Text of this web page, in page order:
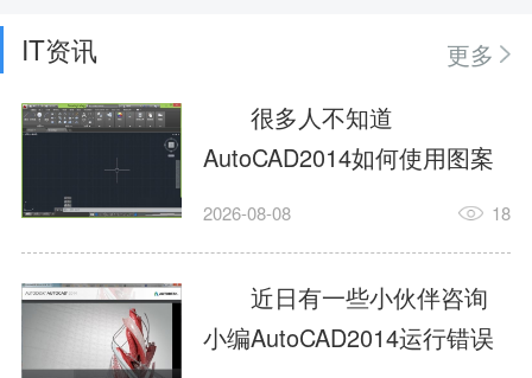
IT资讯
更多
很多人不知道
AutoCAD2014如何使用图案
填充?今日为你们带来的文章
用图案填充的内容，还有不
清楚小伙伴和小编一起去学
习一下吧。1.打开
2026-08-08 18
近日有一些小伙伴咨询
小编AutoCAD2014运行错误